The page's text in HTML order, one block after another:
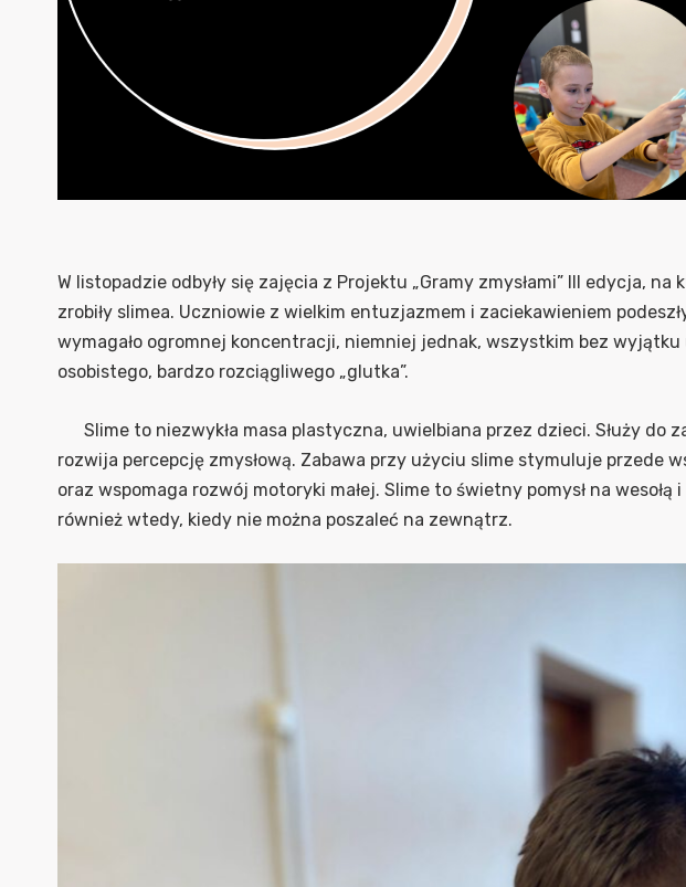
W listopadzie odbyły się zajęcia z Projektu „Gramy zmysłami” III edycja,
zrobiły slimea. Uczniowie z wielkim entuzjazmem i zaciekawieniem
wymagało ogromnej koncentracji, niemniej jednak, wszystkim bez wyjątku
osobistego, bardzo rozciągliwego „glutka”.
Slime to niezwykła masa plastyczna, uwielbiana przez dzieci. Służy do
rozwija percepcję zmysłową. Zabawa przy użyciu slime stymuluje przede
oraz wspomaga rozwój motoryki małej. Slime to świetny pomysł na wesołą
również wtedy, kiedy nie można poszaleć na zewnątrz.